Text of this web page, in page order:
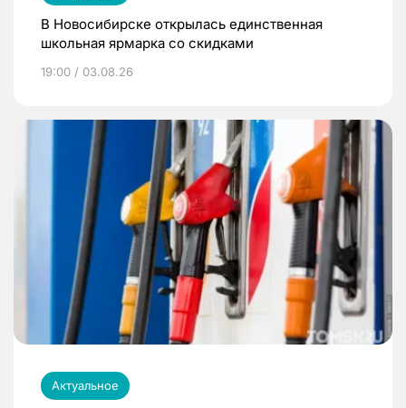
В Новосибирске открылась единственная
школьная ярмарка со скидками
19:00 / 03.08.26
Актуальное